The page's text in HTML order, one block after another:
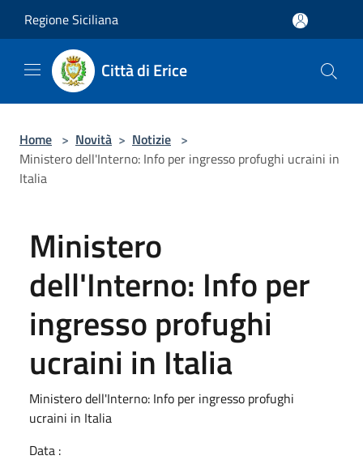
Regione Siciliana
Città di Erice
Home > Novità > Notizie >
Ministero dell'Interno: Info per ingresso profughi ucraini in
Italia
Ministero
dell'Interno: Info per
ingresso profughi
ucraini in Italia
Ministero dell'Interno: Info per ingresso profughi
ucraini in Italia
Data :